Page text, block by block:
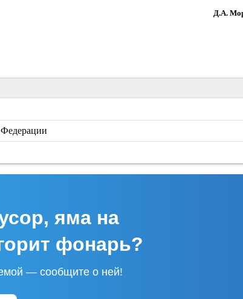
яма на
фонарь?
— сообщите о ней!